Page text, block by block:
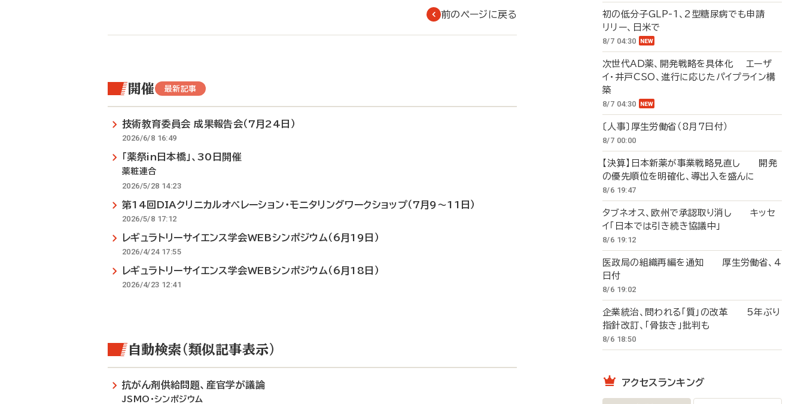
て
前のページに戻る
開催 最新記事
技術教育委員会 成果報告会（7月24日）
2026/6/8 16:49
「薬祭in日本橋」、30日開催
薬粧連合
2026/5/28 14:23
第14回DIAクリニカルオペレーション・モニタリングワークショップ（7月9～11日）
2026/5/8 17:12
レギュラトリーサイエンス学会WEBシンポジウム（6月19日）
2026/4/24 17:55
レギュラトリーサイエンス学会WEBシンポジウム（6月18日）
2026/4/23 12:41
自動検索（類似記事表示）
抗がん剤供給問題、産官学が議論
JSMO・シンポジウム
初の低分子GLP-1、2型糖尿病でも申請
リリー、日米で
8/7 04:30
次世代AD薬、開発戦略を具体化 エーザ
イ・井戸CSO、進行に応じたパイプライン構
築
8/7 04:30
〔人事〕厚生労働省（8月7日付）
8/7 00:00
【決算】日本新薬が事業戦略見直し 開発
の優先順位を明確化、導出入を盛んに
8/6 19:47
タブネオス、欧州で承認取り消し キッセ
イ「日本では引き続き協議中」
8/6 19:12
医政局の組織再編を通知 厚生労働省、4
日付
8/6 19:02
企業統治、問われる「質」の改革 5年ぶり
指針改訂、「骨抜き」批判も
8/6 18:50
アクセスランキング